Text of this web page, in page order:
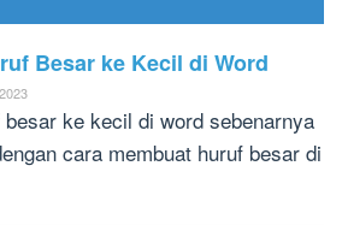
Besar ke Kecil di Word
ke kecil di word sebenarnya
cara membuat huruf besar di